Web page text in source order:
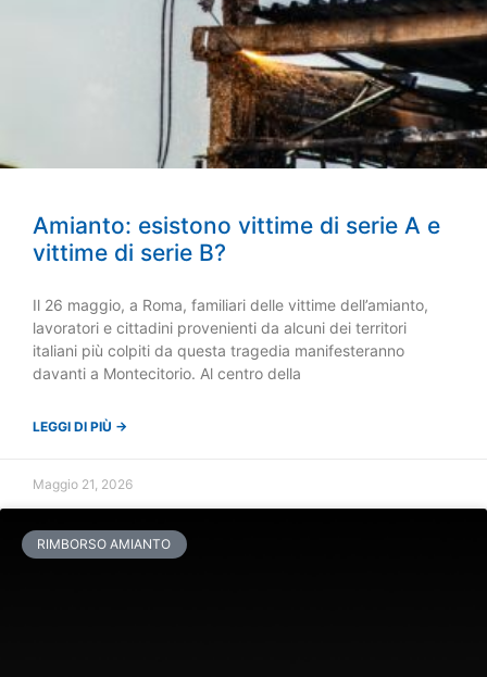
Amianto: esistono vittime di serie A e
vittime di serie B?
Il 26 maggio, a Roma, familiari delle vittime dell’amianto,
lavoratori e cittadini provenienti da alcuni dei territori
italiani più colpiti da questa tragedia manifesteranno
davanti a Montecitorio. Al centro della
LEGGI DI PIÙ →
Maggio 21, 2026
RIMBORSO AMIANTO